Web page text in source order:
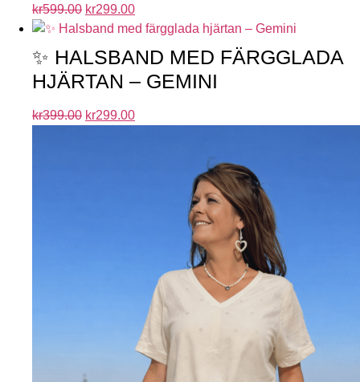
kr599.00 kr299.00
✨ HALSBAND MED FÄRGGLADA
HJÄRTAN – GEMINI
kr399.00 kr299.00